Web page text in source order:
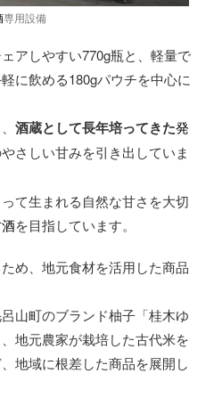
専用設備
アしやすい770g瓶と、軽量で
に飲める180gパウチを中心に
酒蔵として長年培ってきた発
さしい甘みを引き出していま
て生まれる自然な甘さを大切
を目指しています。
め、地元食材を活用した商品
山町のブランド柚子「桂木ゆ
、地元農家が栽培した古代米を
、地域に根差した商品を展開し